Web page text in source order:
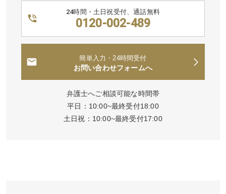
24時間・土日祝受付、通話無料
0120-002-489
簡単入力・24時間受付
お問い合わせフォームへ
弁護士へご相談可能な時間帯
平日：10:00~最終受付18:00
土日祝：10:00~最終受付17:00